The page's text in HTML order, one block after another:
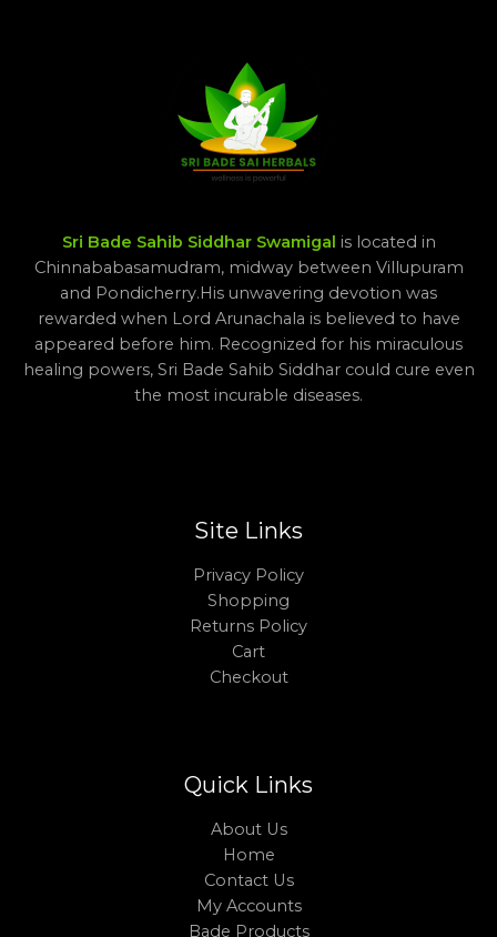
Sri Bade Sahib Siddhar Swamigal is located in
Chinnababasamudram, midway between Villupuram
and Pondicherry.His unwavering devotion was
rewarded when Lord Arunachala is believed to have
appeared before him. Recognized for his miraculous
healing powers, Sri Bade Sahib Siddhar could cure even
the most incurable diseases.
Site Links
Privacy Policy
Shopping
Returns Policy
Cart
Checkout
Quick Links
About Us
Home
Contact Us
My Accounts
Bade Products